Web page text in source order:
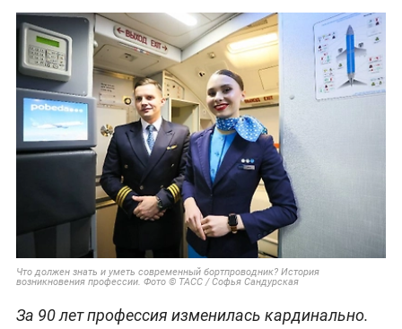
Что должен знать и уметь современный бортпроводник? История
возникновения професcии. Фото © ТАСС / Софья Сандурская
За 90 лет профессия изменилась кардинально.